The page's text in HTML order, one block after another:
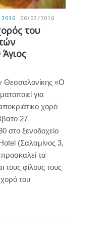
06/02/2016
του
Θεσσαλονίκης «Ο
για
χορό
27
στο ξενοδοχείο
(Σαλαμίνος 3,
τα
τους φίλους τους
του